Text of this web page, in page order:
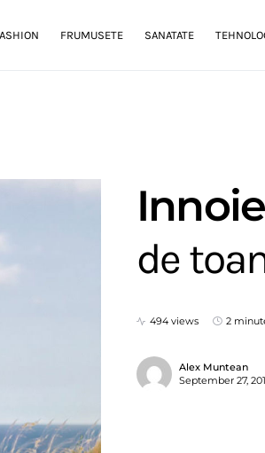
FRUMUSETE SANATATE
de
494 views 2
Alex Muntean
September 27,